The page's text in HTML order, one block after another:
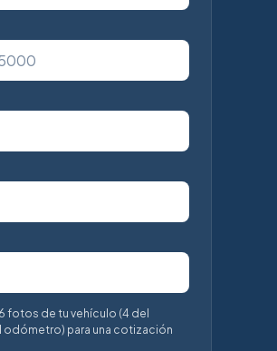
fotos de tu vehículo (4 del
odómetro) para una cotización